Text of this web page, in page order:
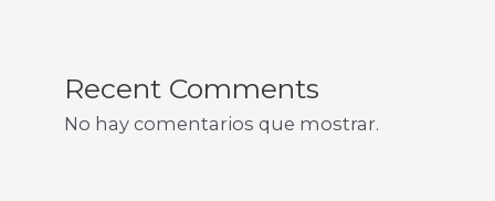
Recent Comments
No hay comentarios que mostrar.